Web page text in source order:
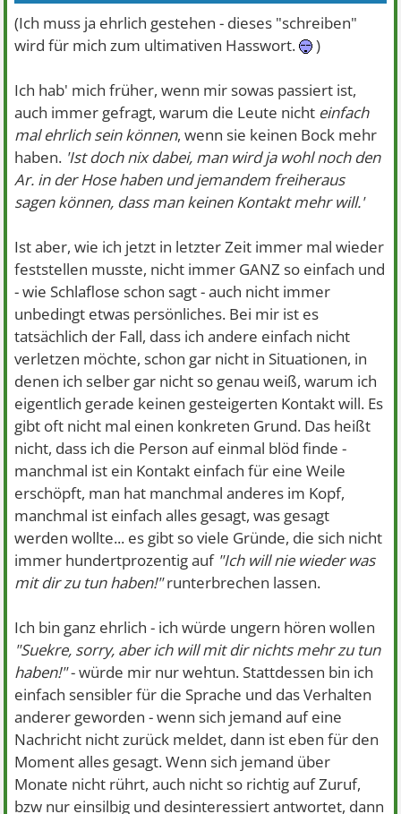
(Ich muss ja ehrlich gestehen - dieses "schreiben"
wird für mich zum ultimativen Hasswort.
)
Ich hab' mich früher, wenn mir sowas passiert ist,
auch immer gefragt, warum die Leute nicht einfach
mal ehrlich sein können, wenn sie keinen Bock mehr
haben. 'Ist doch nix dabei, man wird ja wohl noch den
Ar. in der Hose haben und jemandem freiheraus
sagen können, dass man keinen Kontakt mehr will.'
Ist aber, wie ich jetzt in letzter Zeit immer mal wieder
feststellen musste, nicht immer GANZ so einfach und
- wie Schlaflose schon sagt - auch nicht immer
unbedingt etwas persönliches. Bei mir ist es
tatsächlich der Fall, dass ich andere einfach nicht
verletzen möchte, schon gar nicht in Situationen, in
denen ich selber gar nicht so genau weiß, warum ich
eigentlich gerade keinen gesteigerten Kontakt will. Es
gibt oft nicht mal einen konkreten Grund. Das heißt
nicht, dass ich die Person auf einmal blöd finde -
manchmal ist ein Kontakt einfach für eine Weile
erschöpft, man hat manchmal anderes im Kopf,
manchmal ist einfach alles gesagt, was gesagt
werden wollte... es gibt so viele Gründe, die sich nicht
immer hundertprozentig auf "Ich will nie wieder was
mit dir zu tun haben!"runterbrechen lassen.
Ich bin ganz ehrlich - ich würde ungern hören wollen
"Suekre, sorry, aber ich will mit dir nichts mehr zu tun
haben!"- würde mir nur wehtun. Stattdessen bin ich
einfach sensibler für die Sprache und das Verhalten
anderer geworden - wenn sich jemand auf eine
Nachricht nicht zurück meldet, dann ist eben für den
Moment alles gesagt. Wenn sich jemand über
Monate nicht rührt, auch nicht so richtig auf Zuruf,
bzw nur einsilbig und desinteressiert antwortet, dann